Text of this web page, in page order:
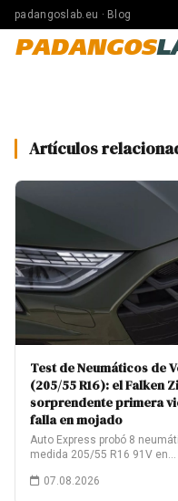
padangoslab.eu · Blog
PADANGOS
Artículos
Test de Neumáticos de
(205/55 R16): el Falken
sorprendente primera
falla en mojado
Auto Express probó 8
medida 205/55 R16 91V en…
07.08.2026